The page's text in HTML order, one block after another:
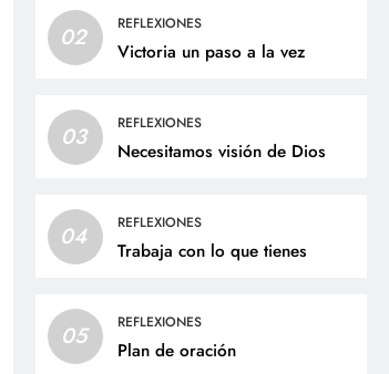
02 REFLEXIONES
Victoria un paso a la vez
03 REFLEXIONES
Necesitamos visión de Dios
04 REFLEXIONES
Trabaja con lo que tienes
05 REFLEXIONES
Plan de oración
bautismo este domingo
agosto 6, 2026